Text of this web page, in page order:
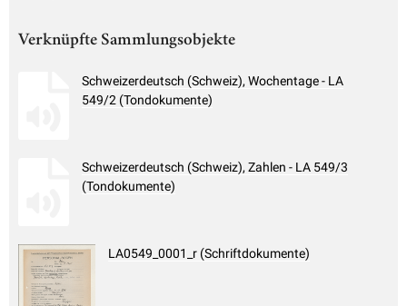
Verknüpfte Sammlungsobjekte
Schweizerdeutsch (Schweiz), Wochentage - LA
549/2 (Tondokumente)
Schweizerdeutsch (Schweiz), Zahlen - LA 549/3
(Tondokumente)
LA0549_0001_r (Schriftdokumente)